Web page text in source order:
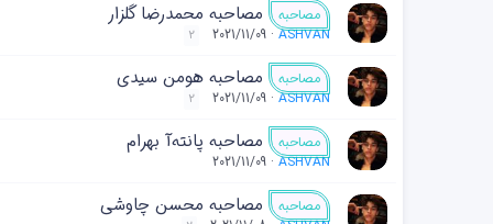
مصاحبه مصاحبه محمدرضا گلزار
ASHVAN
2021/11/09
2
مصاحبه مصاحبه هومن سیدی
ASHVAN
2021/11/09
2
مصاحبه مصاحبه پانته‌آ بهرام
ASHVAN
2021/11/09
مصاحبه مصاحبه محسن چاوشی